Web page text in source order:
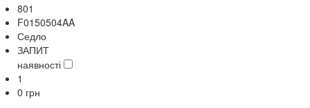
801
F0150504AA
Седло
ЗАПИТ
наявності
1
0 грн